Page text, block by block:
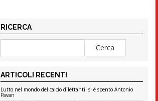
RICERCA
ARTICOLI RECENTI
Lutto nel mondo del calcio dilettanti: si è spento Antonio
Pavan